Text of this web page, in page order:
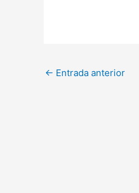
← Entrada anterior